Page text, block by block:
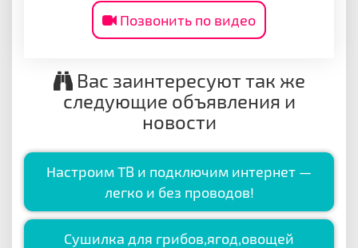
Позвонить по видео
Вас заинтересуют так же
следующие объявления и
новости
Настроим ТВ и подключим интернет —
легко и без проводов!
Сушилка для грибов,ягод,овощей